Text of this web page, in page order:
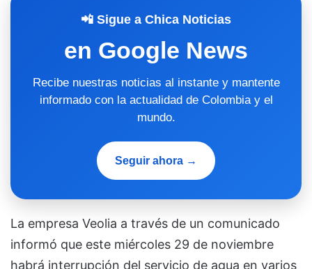
📲 Sigue a Chica Noticias
en Google News
Recibe nuestras noticias al instante y mantente
informado con la actualidad de Colombia y el
mundo.
Seguir ahora →
La empresa Veolia a través de un comunicado
informó que este miércoles 29 de noviembre
habrá interrupción del servicio de agua en varios